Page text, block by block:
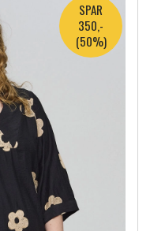
SPAR
350,-
(50%)